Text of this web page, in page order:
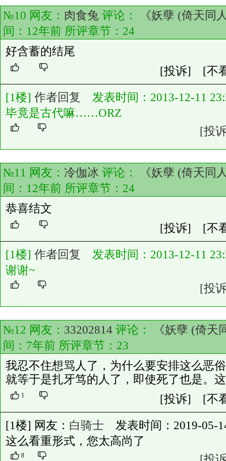
№10 网友： 肉食兔 评论：
《妖孽 (倚天同
间：12年前 所评章节： 24
好含蓄的结尾
[投诉]
[不
[1楼] 作者回复
发表时间：2013-12-11
毕竟是古代嘛……ORZ
[投
№11 网友： 冷伽冰 评论：
《妖孽 (倚天同
间：12年前 所评章节： 24
恭喜结文
[投诉]
[不
[1楼] 作者回复
发表时间：2013-12-11
谢谢~
[投
№12 网友： 33202814 评论：
《妖孽 (倚天
间：7年前 所评章节： 23
我忍不住想骂人了，为什么要安排这么恶
就等于是扎牙笃的人了，即使死了也是。
1 [投诉] [不
[1楼] 网友： 白骑士 发表时间：2019-05-
这么看重形式，您太高尚了
8